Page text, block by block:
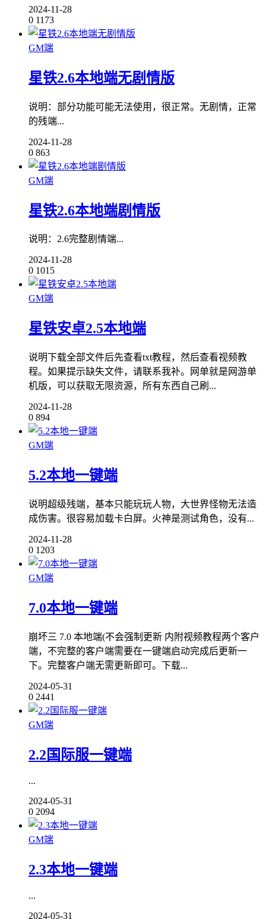
2024-11-28
0 1173
GM端
星铁2.6本地端无剧情版
说明：部分功能可能无法使用，很正常。无剧情，正常
的残端...
2024-11-28
0 863
GM端
星铁2.6本地端剧情版
说明：2.6完整剧情端...
2024-11-28
0 1015
GM端
星铁安卓2.5本地端
说明下载全部文件后先查看txt教程，然后查看视频教
程。如果提示缺失文件，请联系我补。网单就是网游单
机版，可以获取无限资源，所有东西自己刷...
2024-11-28
0 894
GM端
5.2本地一键端
说明超级残端，基本只能玩玩人物，大世界怪物无法造
成伤害。很容易加载卡白屏。火神是测试角色，没有...
2024-11-28
0 1203
GM端
7.0本地一键端
崩坏三 7.0 本地端(不会强制更新 内附视频教程两个客户
端，不完整的客户端需要在一键端启动完成后更新一
下。完整客户端无需更新即可。下载...
2024-05-31
0 2441
GM端
2.2国际服一键端
...
2024-05-31
0 2094
GM端
2.3本地一键端
...
2024-05-31